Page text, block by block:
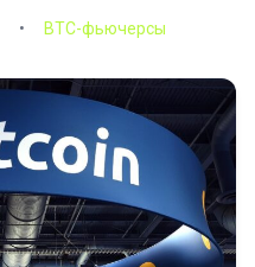
• BTC-фьючерсы